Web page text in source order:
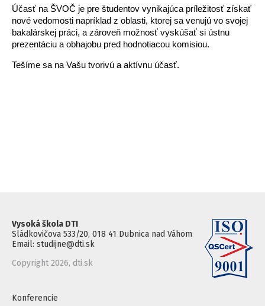
Účasť na ŠVOČ je pre študentov vynikajúca príležitosť získať
nové vedomosti napríklad z oblasti, ktorej sa venujú vo svojej
bakalárskej práci, a zároveň možnosť vyskúšať si ústnu
prezentáciu a obhajobu pred hodnotiacou komisiou.
Tešíme sa na Vašu tvorivú a aktívnu účasť.
Vysoká škola DTI
Sládkovičova 533/20, 018 41 Dubnica nad Váhom
Email: studijne@dti.sk
Copyright 2026, dti.sk
Konferencie